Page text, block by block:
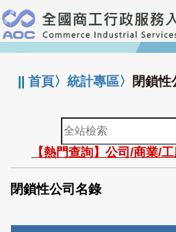
跳
到
主
要
:::
||首頁〉統計專區〉 閉鎖性
全
站
檢
索
【熱門查詢】公司/商業/
閉鎖性公司名錄